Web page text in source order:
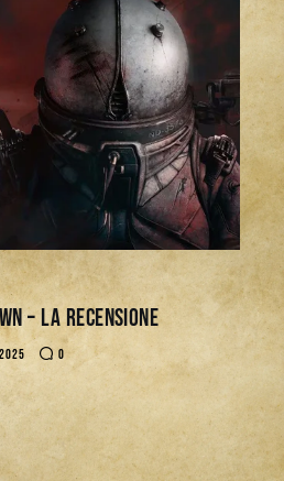
– La Recensione
0